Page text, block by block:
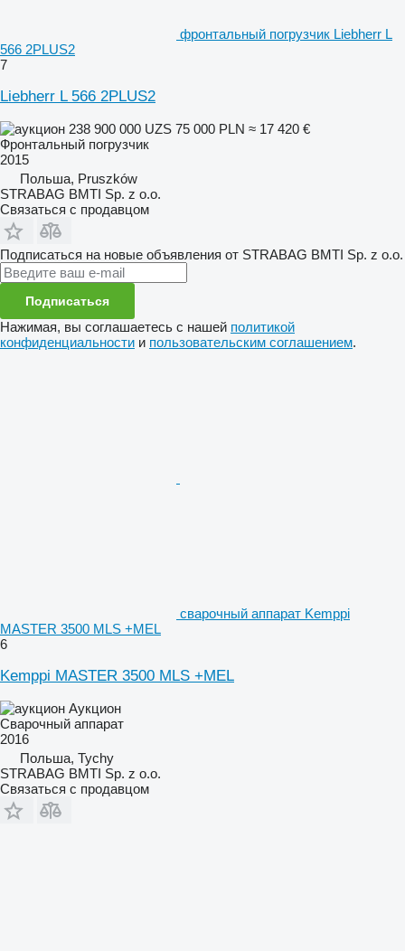
фронтальный погрузчик Liebherr L
566 2PLUS2
7
Liebherr L 566 2PLUS2
238 900 000 UZS 75 000 PLN ≈ 17 420 €
Фронтальный погрузчик
2015
Польша, Pruszków
STRABAG BMTI Sp. z o.o.
Связаться с продавцом
Подписаться на новые объявления от STRABAG BMTI Sp. z o.o.
Подписаться
Нажимая, вы соглашаетесь с нашей политикой
конфиденциальности и пользовательским соглашением.
сварочный аппарат Kemppi
MASTER 3500 MLS +MEL
6
Kemppi MASTER 3500 MLS +MEL
Аукцион
Сварочный аппарат
2016
Польша, Tychy
STRABAG BMTI Sp. z o.o.
Связаться с продавцом